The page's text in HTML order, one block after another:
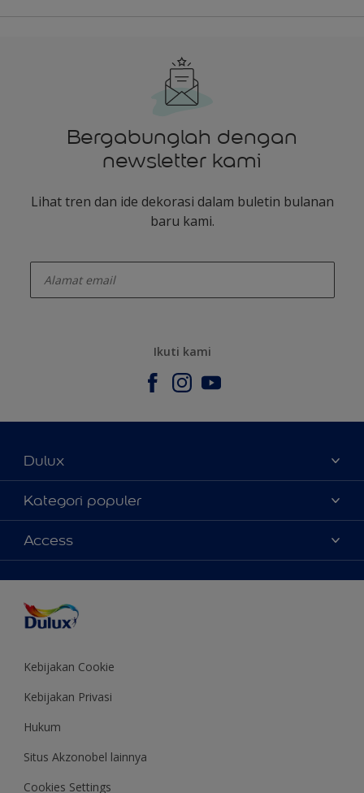
Bergabunglah dengan
newsletter kami
Lihat tren dan ide dekorasi dalam buletin bulanan
baru kami.
Ikuti kami
Dulux
Tentang Kami
Contact us
Temukan toko
Kategori populer
Warna
Produk
Inspirasi
Saran Mendekorasi
Colour of the Year
Access
Kebijakan Cookie
Kebijakan Privasi
Hukum
Situs Akzonobel lainnya
Cookies Settings